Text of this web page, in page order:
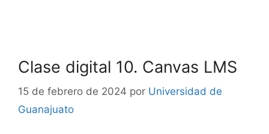
Clase digital 10. Canvas LMS
15 de febrero de 2024 por Universidad de
Guanajuato